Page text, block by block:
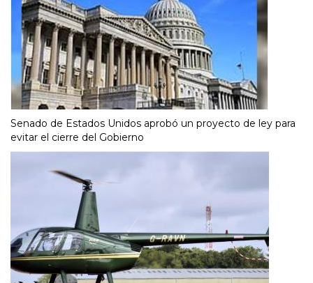
Senado de Estados Unidos aprobó un proyecto de ley para
evitar el cierre del Gobierno